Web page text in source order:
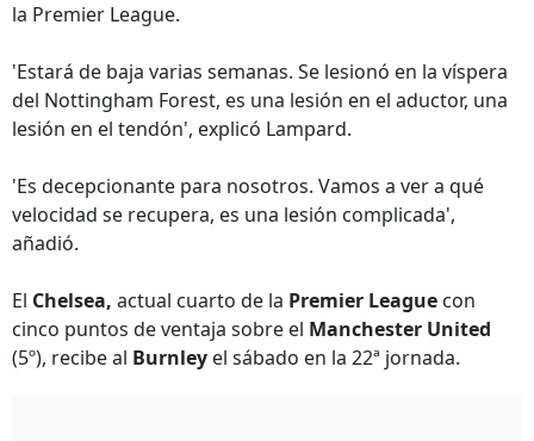
la Premier League.
'Estará de baja varias semanas. Se lesionó en la víspera
del Nottingham Forest, es una lesión en el aductor, una
lesión en el tendón', explicó Lampard.
'Es decepcionante para nosotros. Vamos a ver a qué
velocidad se recupera, es una lesión complicada',
añadió.
El Chelsea, actual cuarto de la Premier League con
cinco puntos de ventaja sobre el Manchester United
(5º), recibe al Burnley el sábado en la 22ª jornada.